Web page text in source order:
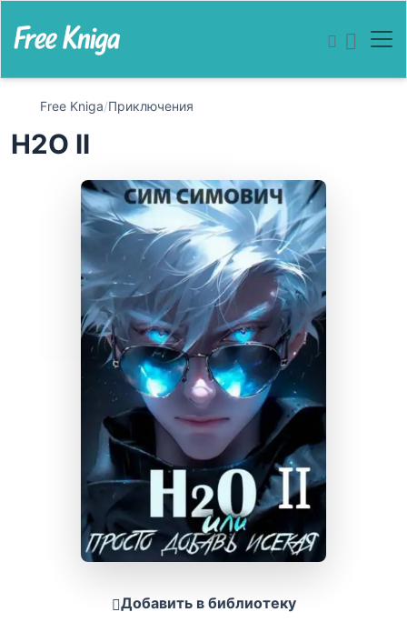
Free Kniga/Приключения
H2O II
Добавить в библиотеку